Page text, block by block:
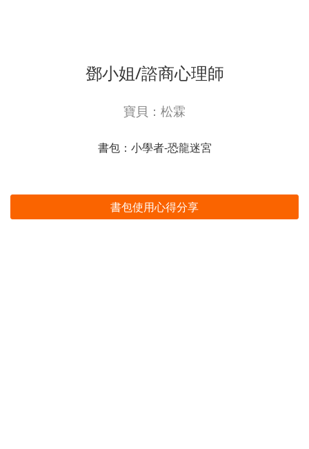
鄧小姐/諮商心理師
寶貝：松霖
書包：小學者-恐龍迷宮
書包使用心得分享